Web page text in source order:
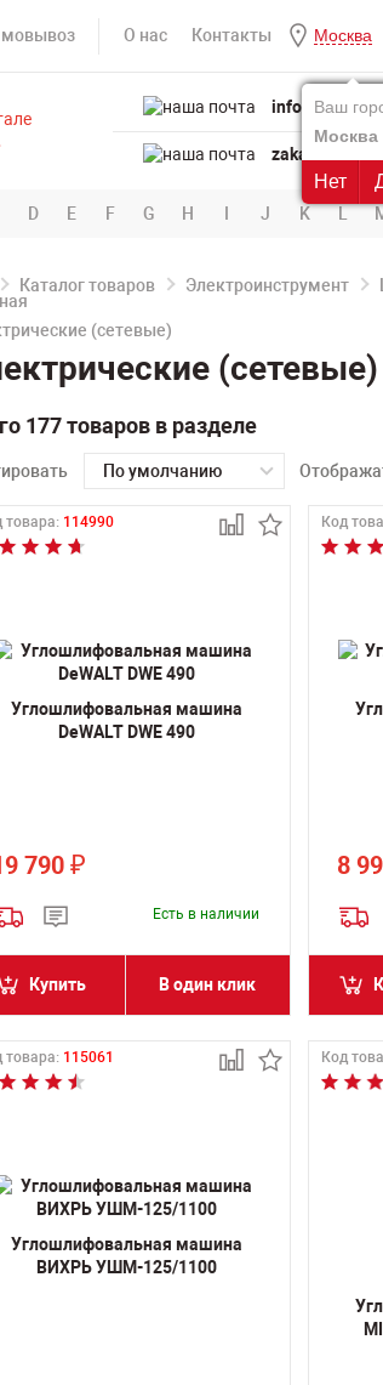
О нас Контакты Москва
Ваш
Москва
Нет
D E F G H I J K L
Каталог товаров Электроинструмент
(сетевые)
177 товаров в разделе
По умолчанию
товара: 114990
Углошлифовальная машина
DeWALT DWE 490
790 ₽
Есть в наличии
Купить В один клик
Код
8
товара: 115061
Углошлифовальная машина
ВИХРЬ УШМ-125/1100
Код